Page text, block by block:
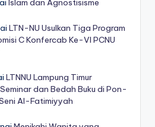
Islam dan Agnostisisme
LTN-NU Usulkan Tiga Program
C Konfercab Ke-VI PCNU
LTNNU Lampung Timur
dan Bedah Buku di Pon-
Al-Fatimiyyah